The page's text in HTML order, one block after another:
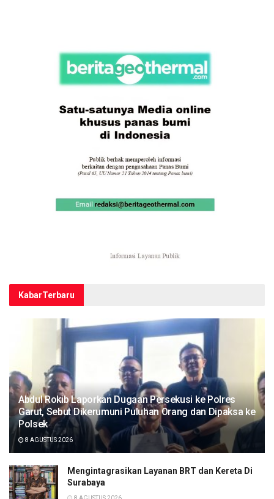
KabarTerbaru
Abdul Rokib Laporkan Dugaan Persekusi ke Polres
Garut, Sebut Dikerumuni Puluhan Orang dan Dipaksa ke
Polsek
8 AGUSTUS 2026
Mengintagrasikan Layanan BRT dan Kereta Di
Surabaya